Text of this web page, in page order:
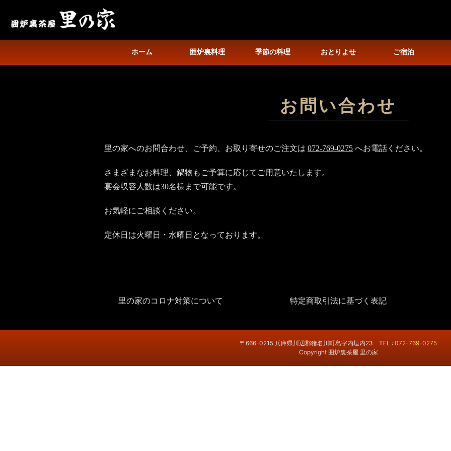
ホーム 囲炉裏料理 季節の料理 おとりよせ ご宿泊
お問い合わせ
里の家へのお問合わせ、ご予約、お取り寄せのご注文は 072-769-0275 へお電話ください。
さまざまなお料理、鍋物もご予算に応じてご用意いたします。
宴会収容人数は30名様まで可能です。
お気軽にご相談ください。
定休日は火曜日・水曜日となっております。
里の家のコロナ対策について 特定商取引法に基づく表記
〒666-0215 兵庫県川辺郡猪名川町島字内垣内23 TEL : 072-769-0275
Copyright 囲炉裏茶屋 里の家